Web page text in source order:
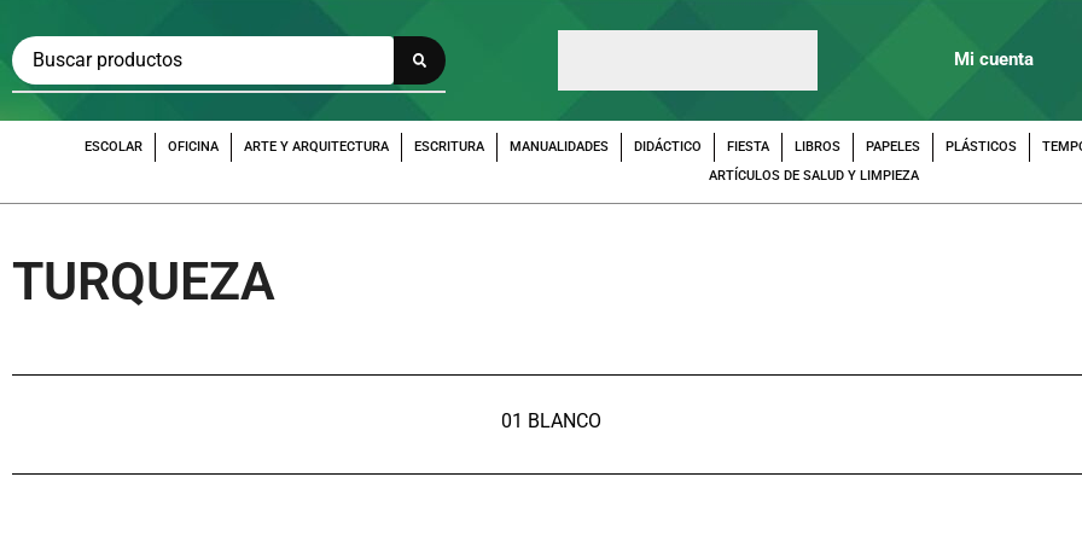
Mi cuenta
ESCOLAR OFICINA ARTE Y ARQUITECTURA ESCRITURA MANUALIDADES DIDÁCTICO FIESTA LIBROS PAPELES PLÁSTICOS
ARTÍCULOS DE SALUD Y LIMPIEZA
TURQUEZA
01 BLANCO